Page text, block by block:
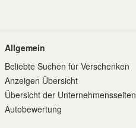
Allgemein
Beliebte Suchen für Verschenken
Anzeigen Übersicht
Übersicht der Unternehmensseiten
Autobewertung